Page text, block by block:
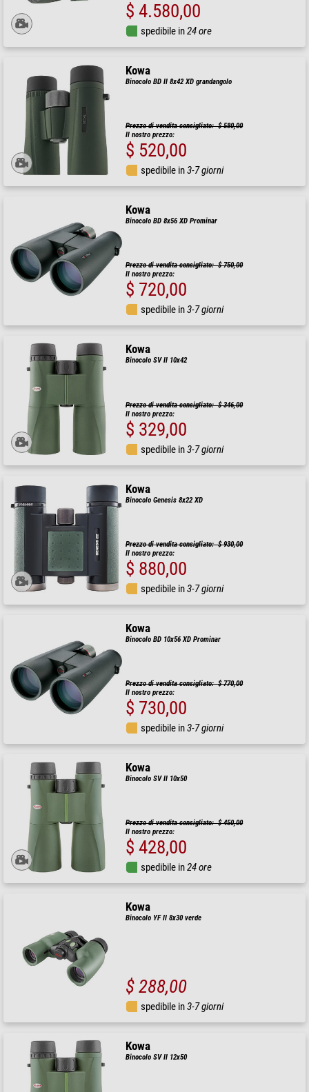
$ 4.580,00
spedibile in24 ore
Kowa
Binocolo BD II 8x42 XD grandangolo
Prezzo di vendita consigliato: $ 580,00
Il nostro prezzo:
$ 520,00
spedibile in3-7 giorni
Kowa
Binocolo BD 8x56 XD Prominar
Prezzo di vendita consigliato: $ 750,00
Il nostro prezzo:
$ 720,00
spedibile in3-7 giorni
Kowa
Binocolo SV II 10x42
Prezzo di vendita consigliato: $ 346,00
Il nostro prezzo:
$ 329,00
spedibile in3-7 giorni
Kowa
Binocolo Genesis 8x22 XD
Prezzo di vendita consigliato: $ 930,00
Il nostro prezzo:
$ 880,00
spedibile in3-7 giorni
Kowa
Binocolo BD 10x56 XD Prominar
Prezzo di vendita consigliato: $ 770,00
Il nostro prezzo:
$ 730,00
spedibile in3-7 giorni
Kowa
Binocolo SV II 10x50
Prezzo di vendita consigliato: $ 450,00
Il nostro prezzo:
$ 428,00
spedibile in24 ore
Kowa
Binocolo YF II 8x30 verde
$ 288,00
spedibile in3-7 giorni
Kowa
Binocolo SV II 12x50